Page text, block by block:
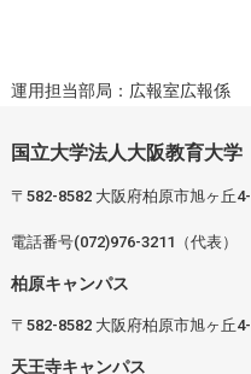
運用担当部局：広報室広報係
国立大学法人大阪教育大学
〒582-8582 大阪府柏原市旭ヶ丘
電話番号(072)976-3211（代表）
柏原キャンパス
〒582-8582 大阪府柏原市旭ヶ丘
天王寺キャンパス